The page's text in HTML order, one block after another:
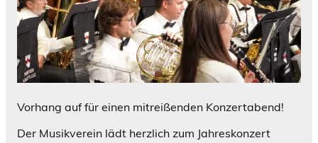
Vorhang auf für einen mitreißenden Konzertabend!
Der Musikverein lädt herzlich zum Jahreskonzert